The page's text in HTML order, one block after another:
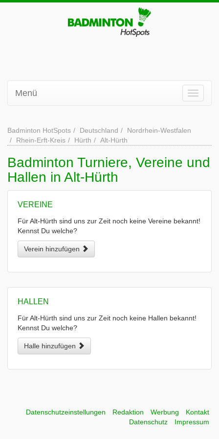
Menü
Badminton HotSpots Deutschland
Nordrhein-Westfalen
Rhein-Erft-Kreis
Hürth Alt-Hürth
Badminton Turniere, Vereine und
Hallen in Alt-Hürth
VEREINE
Für Alt-Hürth sind uns zur Zeit noch keine Vereine bekannt!
Kennst Du welche?
Verein hinzufügen
HALLEN
Für Alt-Hürth sind uns zur Zeit noch keine Hallen bekannt!
Kennst Du welche?
Halle hinzufügen
Datenschutzeinstellungen Redaktion Werbung
Kontakt
Datenschutz
Impressum